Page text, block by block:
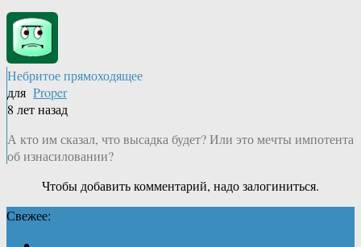
Небритое прямоходящее
для Proper
8 лет назад
А кто им сказал, что высадка будет? Или это мечты импотента
об изнасиловании?
Чтобы добавить комментарий, надо залогиниться.
Свежее: